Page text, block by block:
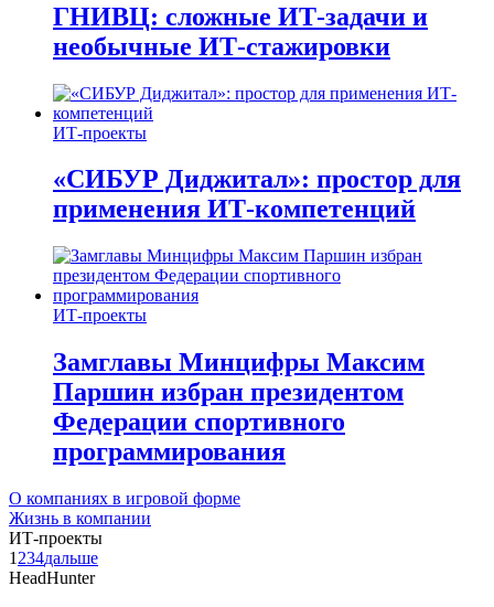
ГНИВЦ: сложные ИТ‑задачи и
необычные ИТ‑стажировки
ИТ-проекты
«СИБУР Диджитал»: простор для
применения ИТ-компетенций
ИТ-проекты
Замглавы Минцифры Максим
Паршин избран президентом
Федерации спортивного
программирования
О компаниях в игровой форме
Жизнь в компании
ИТ-проекты
1 234дальше
HeadHunter